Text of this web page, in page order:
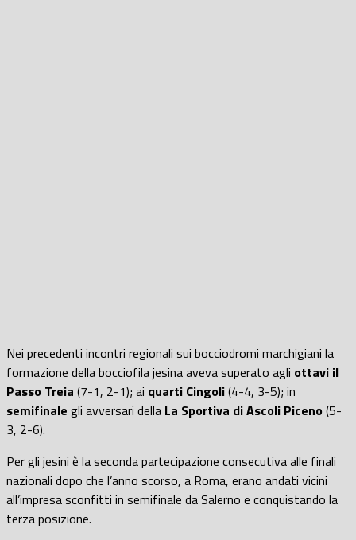
Nei precedenti incontri regionali sui bocciodromi marchigiani la
formazione della bocciofila jesina aveva superato agli ottavi il
Passo Treia (7-1, 2-1); ai quarti Cingoli(4-4, 3-5); in
semifinale gli avversari della La Sportiva di Ascoli Piceno(5-
3, 2-6).
Per gli jesini è la seconda partecipazione consecutiva alle finali
nazionali dopo che l’anno scorso, a Roma, erano andati vicini
all’impresa sconfitti in semifinale da Salerno e conquistando la
terza posizione.